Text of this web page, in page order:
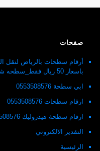
صفحات
أرقام سطحات بالرياض لنقل
باسعار 50 ريال فقط_سطحه شمال الرياض 0553508576
ابي سطحة 0553508576
ارقام سطحات 0553508576
ارقام سطحة هيدروليك 0553508576 نقل سيارات خدمه 24ساعة
التقدير الالكتروني
الرئيسية